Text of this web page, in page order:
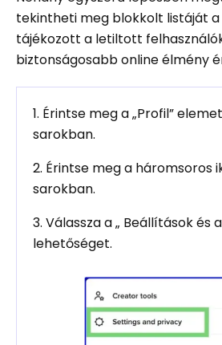
tekintheti meg blokkolt listáját a
tájékozott a letiltott
biztonságosabb online élmény
1. Érintse meg a „Profil”
sarokban.
2. Érintse meg a háromsoros
sarokban.
3. Válassza a „ Beállítások és
lehetőséget.